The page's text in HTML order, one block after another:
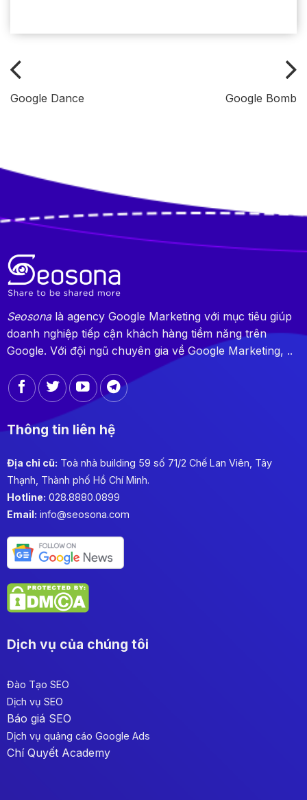
Google Dance Google Bomb
Seosonalà agency Google Marketing với mục tiêu giúp
doanh nghiệp tiếp cận khách hàng tiềm năng trên
Google. Với đội ngũ chuyên gia về Google Marketing, ..
Thông tin liên hệ
Địa chỉ cũ: Toà nhà building 59 số 71/2 Chế Lan Viên, Tây
Thạnh, Thành phố Hồ Chí Minh.
Hotline: 028.8880.0899
Email: info@seosona.com
Dịch vụ của chúng tôi
Đào Tạo SEO
Dịch vụ SEO
Báo giá SEO
Dịch vụ quảng cáo Google Ads
Chí Quyết Academy